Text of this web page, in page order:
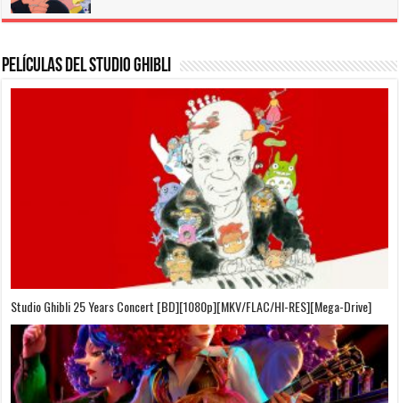
Películas del Studio Ghibli
On Your Mark [OVA][BDrip][1080p][Sub-Español][Sub-English][MEGA]